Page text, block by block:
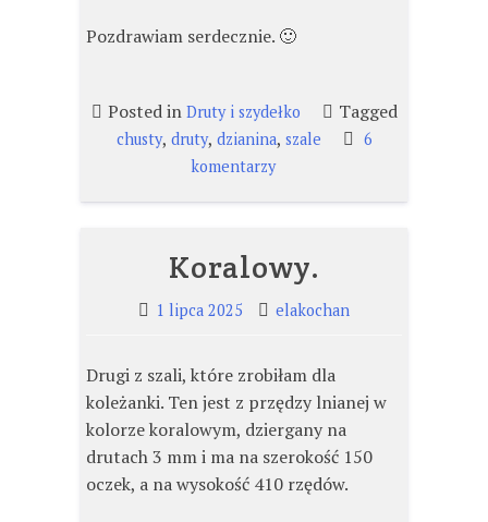
Pozdrawiam serdecznie. 🙂
Posted in Druty i szydełko Tagged
chusty, druty, dzianina, szale
6
komentarzydo
Koralowy.
1 lipca 2025 elakochan
Drugi z szali, które zrobiłam dla
koleżanki. Ten jest z przędzy lnianej w
kolorze koralowym, dziergany na
drutach 3 mm i ma na szerokość 150
oczek, a na wysokość 410 rzędów.